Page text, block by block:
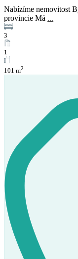
Nabízíme nemovitost
provincie Má ...
3
1
101 m2